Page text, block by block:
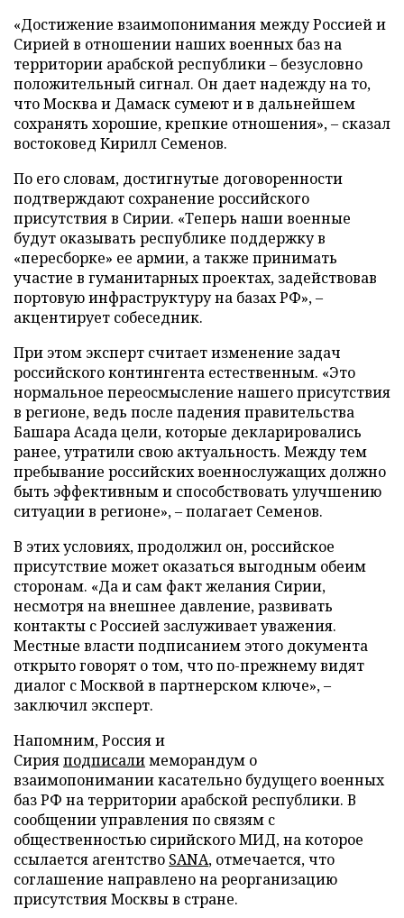
«Достижение взаимопонимания между Россией и
Сирией в отношении наших военных баз на
территории арабской республики – безусловно
положительный сигнал. Он дает надежду на то,
что Москва и Дамаск сумеют и в дальнейшем
сохранять хорошие, крепкие отношения», – сказал
востоковед Кирилл Семенов.
По его словам, достигнутые договоренности
подтверждают сохранение российского
присутствия в Сирии. «Теперь наши военные
будут оказывать республике поддержку в
«пересборке» ее армии, а также принимать
участие в гуманитарных проектах, задействовав
портовую инфраструктуру на базах РФ», –
акцентирует собеседник.
При этом эксперт считает изменение задач
российского контингента естественным. «Это
нормальное переосмысление нашего присутствия
в регионе, ведь после падения правительства
Башара Асада цели, которые декларировались
ранее, утратили свою актуальность. Между тем
пребывание российских военнослужащих должно
быть эффективным и способствовать улучшению
ситуации в регионе», – полагает Семенов.
В этих условиях, продолжил он, российское
присутствие может оказаться выгодным обеим
сторонам. «Да и сам факт желания Сирии,
несмотря на внешнее давление, развивать
контакты с Россией заслуживает уважения.
Местные власти подписанием этого документа
открыто говорят о том, что по-прежнему видят
диалог с Москвой в партнерском ключе», –
заключил эксперт.
Напомним, Россия и
Сирияподписалимеморандум о
взаимопонимании касательно будущего военных
баз РФ на территории арабской республики. В
сообщении управления по связям с
общественностью сирийского МИД, на которое
ссылается агентство SANA, отмечается, что
соглашение направлено на реорганизацию
присутствия Москвы в стране.